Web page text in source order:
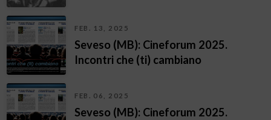
FEB. 13, 2025
Seveso (MB): Cineforum 2025.
Incontri che (ti) cambiano
FEB. 06, 2025
Seveso (MB): Cineforum 2025.